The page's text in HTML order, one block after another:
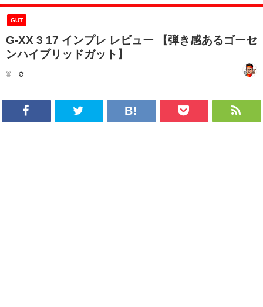
GUT
G-XX 3 17 インプレ レビュー 【弾き感あるゴーセ
ンハイブリッドガット】